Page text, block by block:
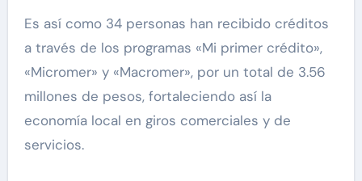
Es así como 34 personas han recibido créditos
a través de los programas «Mi primer crédito»,
«Micromer» y «Macromer», por un total de 3.56
millones de pesos, fortaleciendo así la
economía local en giros comerciales y de
servicios.